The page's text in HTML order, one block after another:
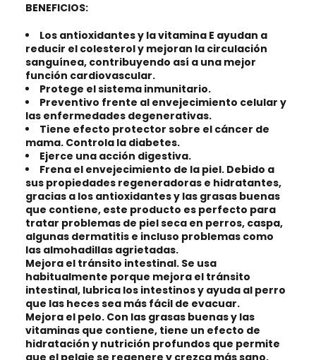
BENEFICIOS:
Los antioxidantes y la vitamina E ayudan a
reducir el colesterol y mejoran la circulación
sanguínea, contribuyendo así a una mejor
función cardiovascular.
Protege el sistema inmunitario.
Preventivo frente al envejecimiento celular y
las enfermedades degenerativas.
Tiene efecto protector sobre el cáncer de
mama. Controla la diabetes.
Ejerce una acción digestiva.
Frena el envejecimiento de la piel. Debido a
sus propiedades regeneradoras e hidratantes,
gracias a los antioxidantes y las grasas buenas
que contiene, este producto es perfecto para
tratar problemas de piel seca en perros, caspa,
algunas dermatitis e incluso problemas como
las almohadillas agrietadas.
Mejora el tránsito intestinal. Se usa
habitualmente porque mejora el tránsito
intestinal, lubrica los intestinos y ayuda al perro
que las heces sea más fácil de evacuar.
Mejora el pelo. Con las grasas buenas y las
vitaminas que contiene, tiene un efecto de
hidratación y nutrición profundos que permite